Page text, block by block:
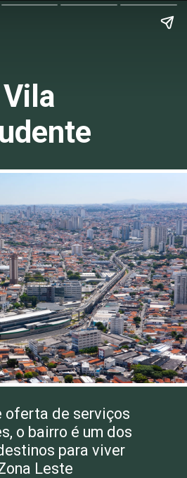
Vila
oferta de serviços
o bairro é um dos
para viver
Leste